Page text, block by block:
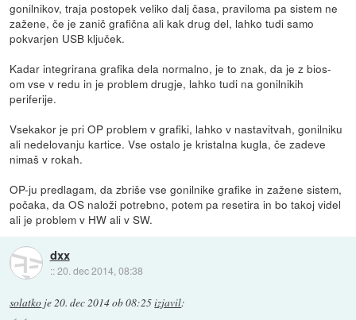
gonilnikov, traja postopek veliko dalj časa, praviloma pa sistem ne
zažene, če je zanič grafična ali kak drug del, lahko tudi samo
pokvarjen USB ključek.
Kadar integrirana grafika dela normalno, je to znak, da je z bios-
om vse v redu in je problem drugje, lahko tudi na gonilnikih
periferije.
Vsekakor je pri OP problem v grafiki, lahko v nastavitvah, gonilniku
ali nedelovanju kartice. Vse ostalo je kristalna kugla, če zadeve
nimaš v rokah.
OP-ju predlagam, da zbriše vse gonilnike grafike in zažene sistem,
počaka, da OS naloži potrebno, potem pa resetira in bo takoj videl
ali je problem v HW ali v SW.
dxx
::20. dec 2014, 08:38
solatko je 20. dec 2014 ob 08:25izjavil: